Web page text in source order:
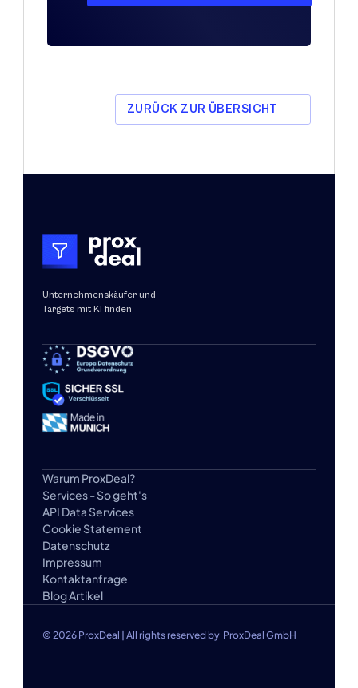
ZURÜCK ZUR ÜBERSICHT
Unternehmenskäufer und
Targets mit KI finden
Warum ProxDeal?
Services - So geht's
API Data Services
Blog Artikel
Kontaktanfrage
Cookie Statement
Datenschutz
Impressum
© 2026 ProxDeal | All rights reserved by  ProxDeal GmbH